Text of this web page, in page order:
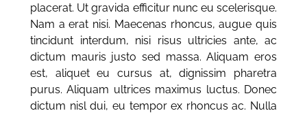
placerat. Ut gravida efficitur nunc eu scelerisque.
Nam a erat nisi. Maecenas rhoncus, augue quis
tincidunt interdum, nisi risus ultricies ante, ac
dictum mauris justo sed massa. Aliquam eros
est, aliquet eu cursus at, dignissim pharetra
purus. Aliquam ultrices maximus luctus. Donec
dictum nisl dui, eu tempor ex rhoncus ac. Nulla